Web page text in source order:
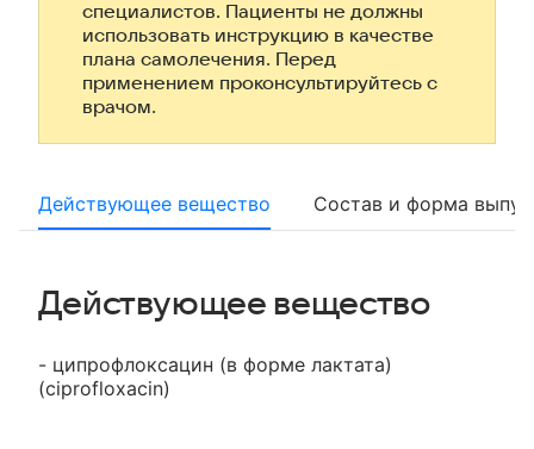
специалистов. Пациенты не должны
использовать инструкцию в качестве
плана самолечения. Перед
применением проконсультируйтесь с
врачом.
Действующее вещество Состав и форма
Действующее вещество
- ципрофлоксацин (в форме лактата)
(ciprofloxacin)